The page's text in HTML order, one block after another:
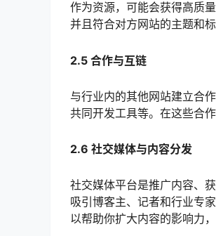
作为资源，可能会获得高质
并且符合对方网站的主题和标
2.5 合作与互链
与行业内的其他网站建立合
共同开发工具等。在这些合
2.6 社交媒体与内容分发
社交媒体平台是推广内容、
吸引博客主、记者和行业专
以帮助你扩大内容的影响力，